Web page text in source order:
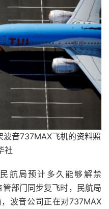
波音737MAX飞机的资料照
社
航局预计多久能够解禁
部门同步复飞时，民航局
波音公司正在对737MAX